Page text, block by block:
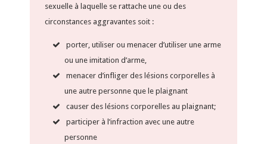
sexuelle à laquelle se rattache une ou des
circonstances aggravantes soit :
porter, utiliser ou menacer d’utiliser une arme
ou une imitation d’arme,
menacer d’infliger des lésions corporelles à
une autre personne que le plaignant
causer des lésions corporelles au plaignant;
participer à l’infraction avec une autre
personne